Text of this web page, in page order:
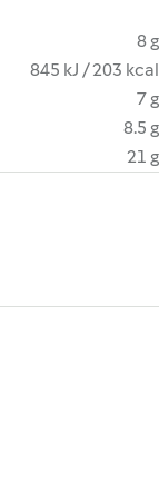
8 g
845 kJ / 203 kcal
7 g
8.5 g
21 g